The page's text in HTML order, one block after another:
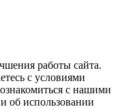
работы сайта.
с условиями
с нашими
об использовании